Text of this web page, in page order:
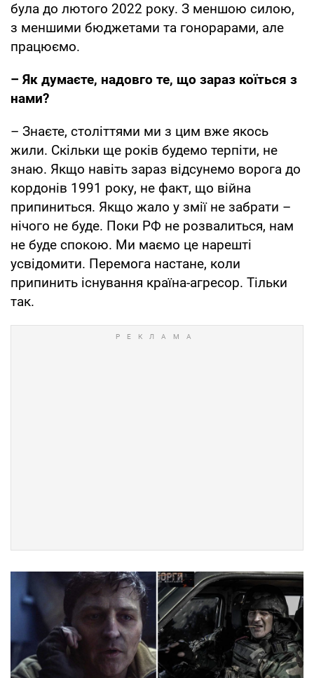
була до лютого 2022 року. З меншою силою,
з меншими бюджетами та гонорарами, але
працюємо.
– Як думаєте, надовго те, що зараз коїться з
нами?
– Знаєте, століттями ми з цим вже якось
жили. Скільки ще років будемо терпіти, не
знаю. Якщо навіть зараз відсунемо ворога до
кордонів 1991 року, не факт, що війна
припиниться. Якщо жало у змії не забрати –
нічого не буде. Поки РФ не розвалиться, нам
не буде спокою. Ми маємо це нарешті
усвідомити. Перемога настане, коли
припинить існування країна-агресор. Тільки
так.